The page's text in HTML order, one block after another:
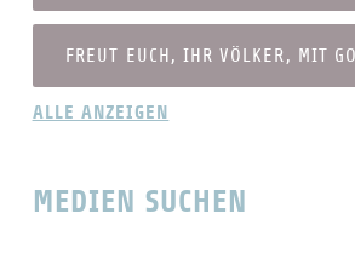
FREUT EUCH, IHR VÖLKER, MIT
ALLE ANZEIGEN
MEDIEN SUCHEN